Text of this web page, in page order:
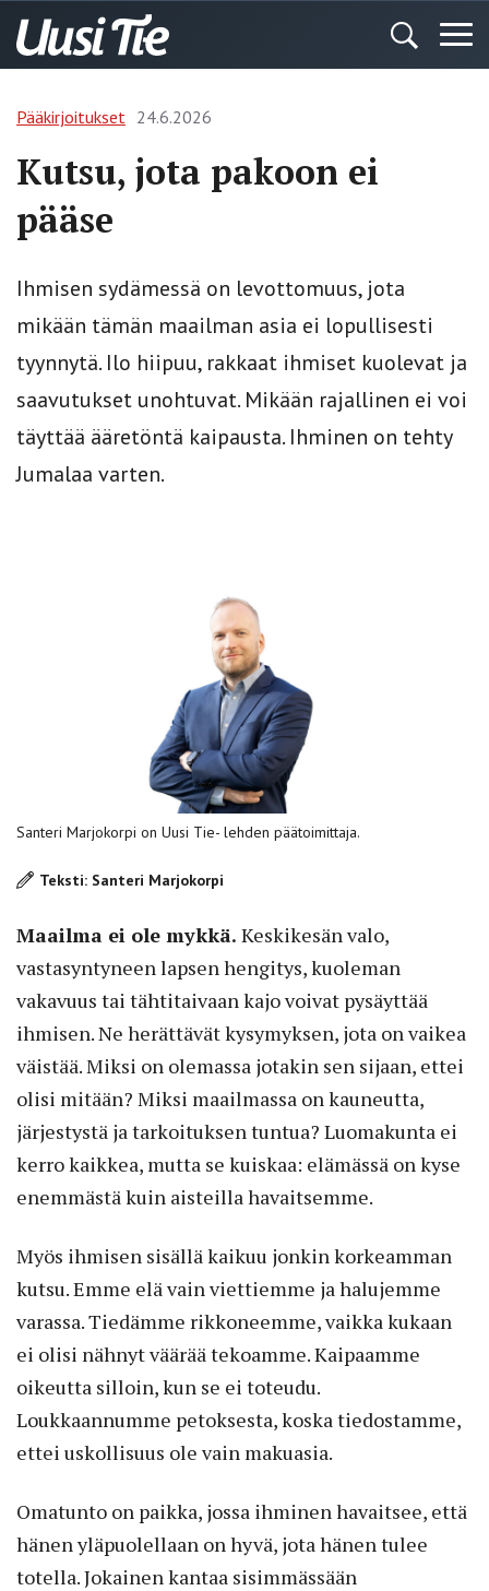
Pääkirjoitukset 24.6.2026
Kutsu, jota pakoon ei
pääse
Ihmisen sydämessä on levottomuus, jota
mikään tämän maailman asia ei lopullisesti
tyynnytä. Ilo hiipuu, rakkaat ihmiset kuolevat ja
saavutukset unohtuvat. Mikään rajallinen ei voi
täyttää ääretöntä kaipausta. Ihminen on tehty
Jumalaa varten.
Santeri Marjokorpi on Uusi Tie- lehden päätoimittaja.
Teksti: Santeri Marjokorpi
Maailma ei ole mykkä. Keskikesän valo,
vastasyntyneen lapsen hengitys, kuoleman
vakavuus tai tähtitaivaan kajo voivat pysäyttää
ihmisen. Ne herättävät kysymyksen, jota on vaikea
väistää. Miksi on olemassa jotakin sen sijaan, ettei
olisi mitään? Miksi maailmassa on kauneutta,
järjestystä ja tarkoituksen tuntua? Luomakunta ei
kerro kaikkea, mutta se kuiskaa: elämässä on kyse
enemmästä kuin aisteilla havaitsemme.
Myös ihmisen sisällä kaikuu jonkin korkeamman
kutsu. Emme elä vain viettiemme ja halujemme
varassa. Tiedämme rikkoneemme, vaikka kukaan
ei olisi nähnyt väärää tekoamme. Kaipaamme
oikeutta silloin, kun se ei toteudu.
Loukkaannumme petoksesta, koska tiedostamme,
ettei uskollisuus ole vain makuasia.
Omatunto on paikka, jossa ihminen havaitsee, että
hänen yläpuolellaan on hyvä, jota hänen tulee
totella. Jokainen kantaa sisimmässään